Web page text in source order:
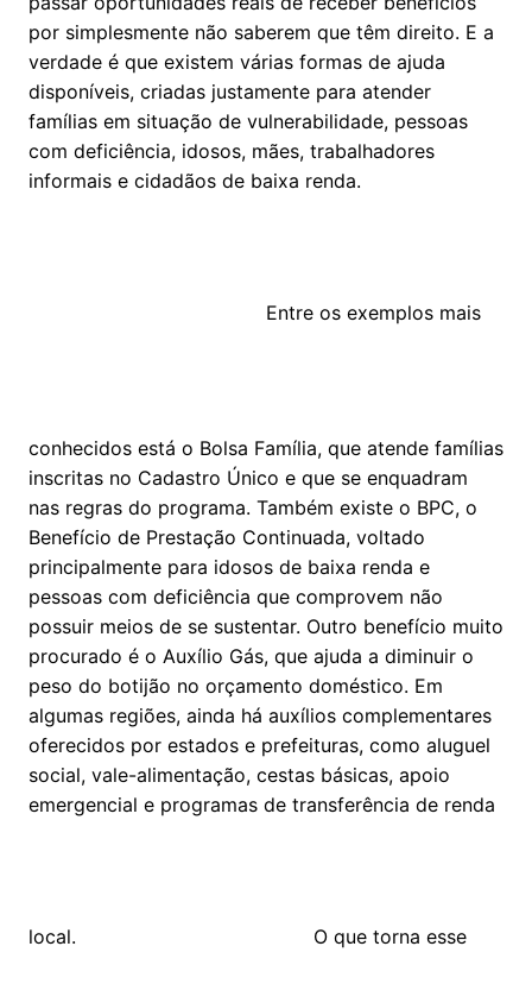
por simplesmente não saberem que têm direito. E a
verdade é que existem várias formas de ajuda
disponíveis, criadas justamente para atender
famílias em situação de vulnerabilidade, pessoas
com deficiência, idosos, mães, trabalhadores
informais e cidadãos de baixa renda.
Entre os exemplos mais
conhecidos está o Bolsa Família, que atende famílias
inscritas no Cadastro Único e que se enquadram
nas regras do programa. Também existe o BPC, o
Benefício de Prestação Continuada, voltado
principalmente para idosos de baixa renda e
pessoas com deficiência que comprovem não
possuir meios de se sustentar. Outro benefício muito
procurado é o Auxílio Gás, que ajuda a diminuir o
peso do botijão no orçamento doméstico. Em
algumas regiões, ainda há auxílios complementares
oferecidos por estados e prefeituras, como aluguel
social, vale-alimentação, cestas básicas, apoio
emergencial e programas de transferência de renda
local. O que torna esse